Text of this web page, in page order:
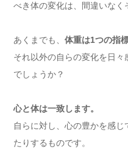
べき体の変化は、間違いなく
あくまでも、 体重は1つの指標
それ以外の自らの変化を日
でしょうか？
心と体は一致します。
自らに対し、心の豊かを感
たりするものです。